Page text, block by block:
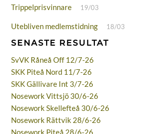
Trippelprisvinnare 19/03
Utebliven medlemstidning 18/03
SENASTE RESULTAT
SvVK Råneå Off 12/7-26
SKK Piteå Nord 11/7-26
SKK Gällivare Int 3/7-26
Nosework Vittsjö 30/6-26
Nosework Skellefteå 30/6-26
Nosework Rättvik 28/6-26
Nosework Piteå 28/6-26